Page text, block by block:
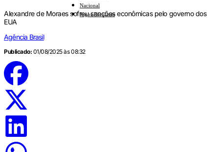
Nacional
Jogos Escolares
Alexandre de Moraes sofreu sanções econômicas pelo governo dos
EUA
Agência Brasil
Publicado: 01/08/2025 às 08:32